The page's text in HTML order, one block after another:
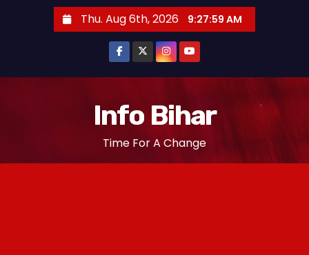
n
Thu. Aug 6th, 2026 9:28:00 AM
Info Bihar
Time For A Change